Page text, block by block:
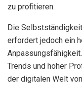
zu profitieren.
Die
erfordert jedoch ein
Trends und hoher
der digitalen Welt